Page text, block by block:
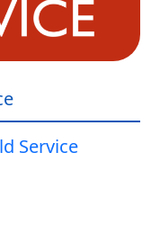
Service